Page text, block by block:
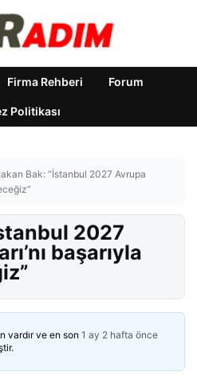
Firma Rehberi Forum
Politikası
Bak: “İstanbul 2027 Avrupa
2027
başarıyla
vardır ve en son 1 ay 2 hafta önce